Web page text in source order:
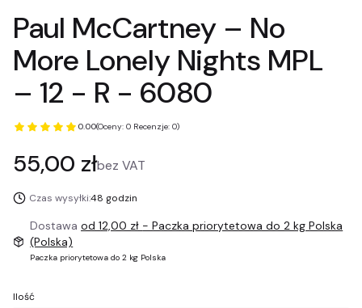
Paul McCartney – No
More Lonely Nights MPL
– 12 - R - 6080
0.00(Oceny: 0 Recenzje: 0)
Cena
55,00 złbez VAT
Czas wysyłki:48 godzin
Dostawaod 12,00 zł - Paczka priorytetowa do 2 kg Polska
(Polska)
Paczka priorytetowa do 2 kg Polska
Ilość